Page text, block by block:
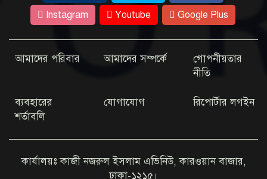
Instagram
Youtube Google Plus
আমাদের পরিবার আমাদের সম্পর্কে
গোপনীয়তার
নীতি
ব্যবহারের
শর্তাবলি
যোগাযোগ রিপোর্টার লগইন
কার্যালয়ঃ কাজী নজরুল ইসলাম এভিনিউ, কারওয়ান বাজার,
ঢাকা-১২১৫।